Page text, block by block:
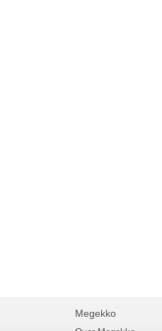
Megekko